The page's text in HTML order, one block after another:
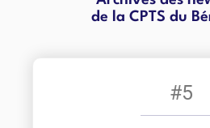
de la CPTS du
#5